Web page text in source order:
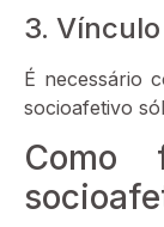
3.
É necessário
socioafetivo
Como